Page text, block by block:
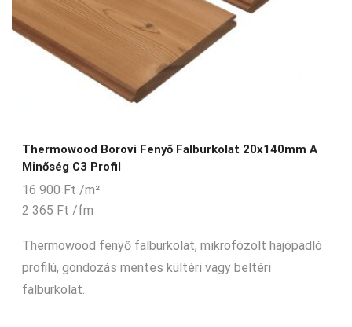
Thermowood Borovi Fenyő Falburkolat 20x140mm A
Minőség C3 Profil
16 900 Ft /m²
2 365 Ft /fm
Thermowood fenyő falburkolat, mikrofózolt hajópadló
profilú, gondozás mentes kültéri vagy beltéri
falburkolat.